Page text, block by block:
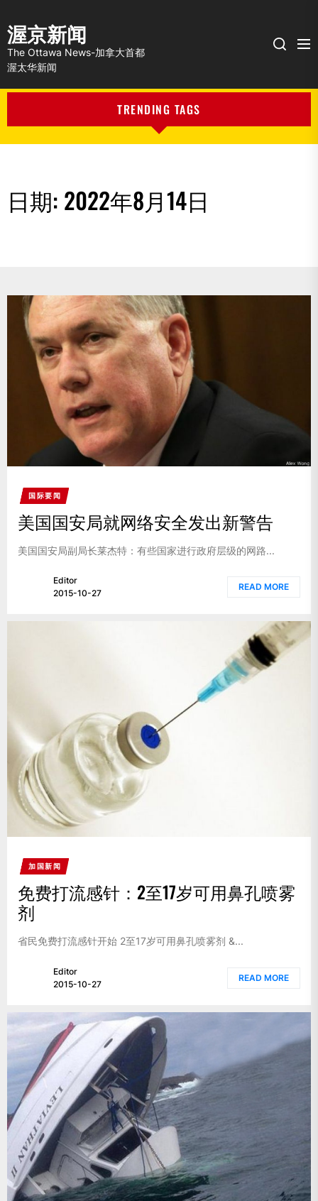
渥京新闻
The Ottawa News-加拿大首都
渥太华新闻
Search
TRENDING TAGS
日期: 2022年8月14日
国际要闻
美国国安局就网络安全发出新警告
美国国安局副局长莱杰特：有些国家进行政府层级的网路...
Editor
2015-10-27
READ MORE
加国新闻
免费打流感针：2至17岁可用鼻孔喷雾
剂
省民免费打流感针开始 2至17岁可用鼻孔喷雾剂 &...
Editor
2015-10-27
READ MORE